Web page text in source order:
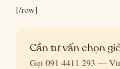
[/row]
Cần tư vấn chọn
Gọi 091 4411 293 —